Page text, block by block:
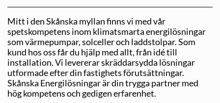
Mitt i den Skånska myllan finns vi med vår
spetskompetens inom klimatsmarta energilösningar
som värmepumpar, solceller och laddstolpar. Som
kund hos oss får du hjälp med allt, från idé till
installation. Vi levererar skräddarsydda lösningar
utformade efter din fastighets förutsättningar.
Skånska Energilösningar är din trygga partner med
hög kompetens och gedigen erfarenhet.